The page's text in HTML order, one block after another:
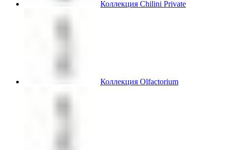
Коллекция Chilini Private
Коллекция Olfactorium